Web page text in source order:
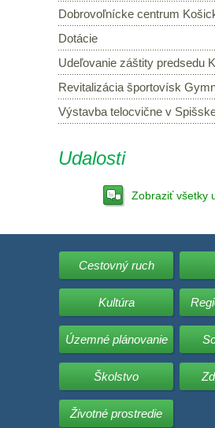
Dobrovoľnícke centrum
Dotácie
Udeľovanie záštity predsedu
Revitalizácia športovísk
Výstavba telocvične v
Udalosti
Zobraziť všetky
Cestovný ruch
Kultúra
Územné plánovanie
Školstvo
Životné prostredie